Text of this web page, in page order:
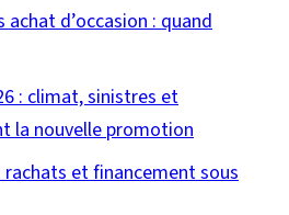
achat d’occasion : quand
: climat, sinistres et
la nouvelle promotion
rachats et financement sous